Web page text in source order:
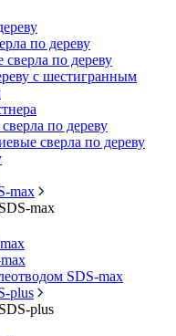
по дереву
по дереву
с шестигранным
по дереву
сверла по дереву
max
max
SDS-max
plus
plus